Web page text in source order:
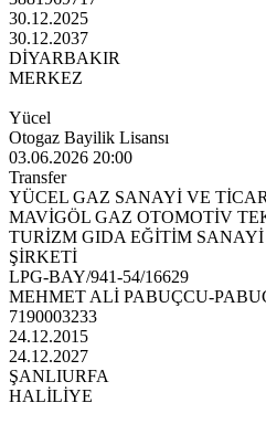
30.12.2025
30.12.2037
DİYARBAKIR
MERKEZ
Yücel
Otogaz Bayilik Lisansı
03.06.2026 20:00
Transfer
YÜCEL GAZ SANAYİ VE
MAVİGÖL GAZ OTOMOTİV
TURİZM GIDA EĞİTİM
ŞİRKETİ
LPG-BAY/941-54/16629
MEHMET ALİ PABUÇCU-
7190003233
24.12.2015
24.12.2027
ŞANLIURFA
HALİLİYE